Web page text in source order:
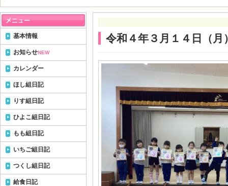
令和４年３月１４日（月
基本情報
お知らせNEW
カレンダー
ほし組日記
りす組日記
ひよこ組日記
もも組日記
いちご組日記
つくし組日記
給食日記